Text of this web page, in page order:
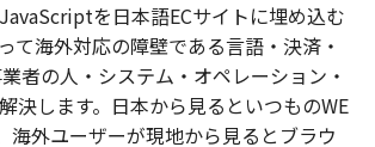
を日本語ECサイトに埋め込む
て海外対応の障壁である言語・決済・
者の人・システム・オペレーション・
決します。日本から見るといつものWE
海外ユーザーが現地から見るとブラウ